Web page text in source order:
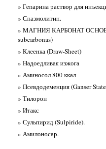
» Гепарина раствор для
» Спазмолитин.
» МАГНИЯ КАРБОНАТ
subcarbonas)
» Клеенка (Draw-Sheet)
» Надоедливая изжога
» Аминосол 800 ккал
» Псевдодеменция (Ganser
» Тилорон
» Итакс
» Сульпирид (Sulpiride).
» Амилоносар.